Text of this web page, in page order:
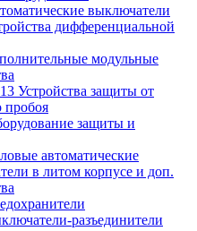
выключатели
дифференциальной
модульные
Устройства защиты от
пробоя
защиты и
автоматические
в литом корпусе и доп.
разъединители